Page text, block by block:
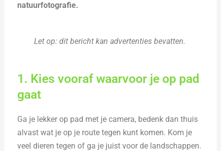
natuurfotografie.
Let op: dit bericht kan advertenties bevatten.
1. Kies vooraf waarvoor je op pad
gaat
Ga je lekker op pad met je camera, bedenk dan thuis
alvast wat je op je route tegen kunt komen. Kom je
veel dieren tegen of ga je juist voor de landschappen.